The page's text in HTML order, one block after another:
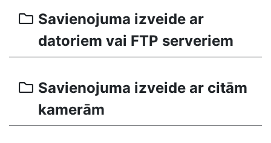
Savienojuma izveide ar
datoriem vai FTP serveriem
Savienojuma izveide ar citām
kamerām